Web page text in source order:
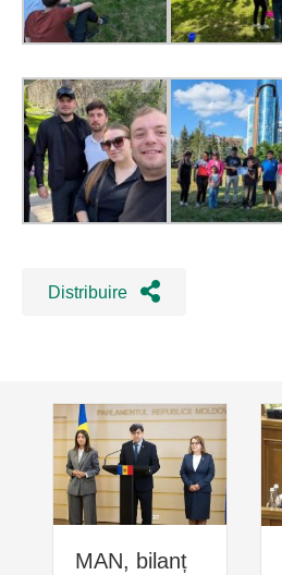
Distribuire
MAN, bilanț